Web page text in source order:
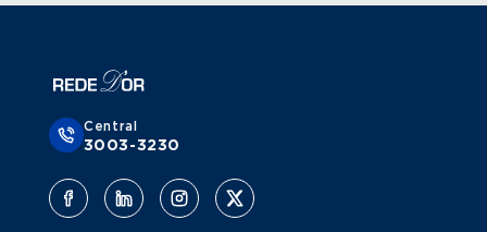
Central
3003-3230